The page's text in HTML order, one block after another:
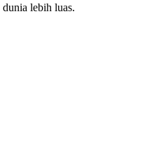
dunia lebih luas.